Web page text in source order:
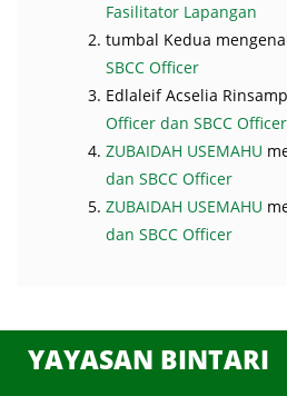
Fasilitator Lapangan
tumbal Kedua
SBCC Officer
Edlaleif Acselia
Officer dan SBCC Officer
ZUBAIDAH USEMAHU
dan SBCC Officer
ZUBAIDAH USEMAHU
dan SBCC Officer
YAYASAN BINTARI